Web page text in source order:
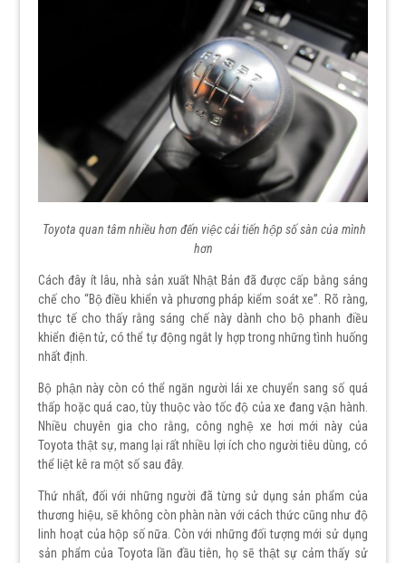
Toyota quan tâm nhiều hơn đến việc cải tiến hộp số sàn của mình
hơn
Cách đây ít lâu, nhà sản xuất Nhật Bản đã được cấp bằng sáng
chế cho “Bộ điều khiển và phương pháp kiểm soát xe”. Rõ ràng,
thực tế cho thấy rằng sáng chế này dành cho bộ phanh điều
khiển điện tử, có thể tự động ngắt ly hợp trong những tình huống
nhất định.
Bộ phận này còn có thể ngăn người lái xe chuyển sang số quá
thấp hoặc quá cao, tùy thuộc vào tốc độ của xe đang vận hành.
Nhiều chuyên gia cho rằng, công nghệ xe hơi mới này của
Toyota thật sự, mang lại rất nhiều lợi ích cho người tiêu dùng, có
thể liệt kê ra một số sau đây.
Thứ nhất, đối với những người đã từng sử dụng sản phẩm của
thương hiệu, sẽ không còn phàn nàn với cách thức cũng như độ
linh hoạt của hộp số nữa. Còn với những đối tượng mới sử dụng
sản phẩm của Toyota lần đầu tiên, họ sẽ thật sự cảm thấy sử